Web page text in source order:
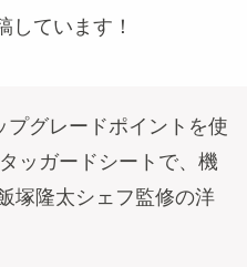
ています！
グレードポイントを使
ッガードシートで、機
塚隆太シェフ監修の洋